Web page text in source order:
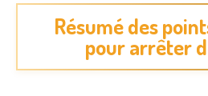
Résumé des
pour arrêter